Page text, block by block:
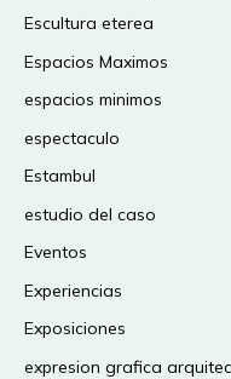
Escultura eterea
Espacios Maximos
espacios minimos
espectaculo
Estambul
estudio del caso
Eventos
Experiencias
Exposiciones
expresion grafica